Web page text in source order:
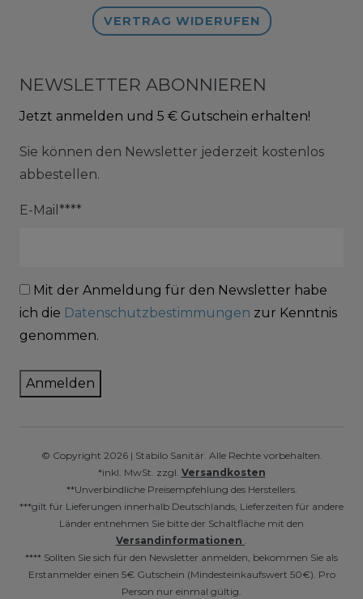
VERTRAG WIDERUFEN
NEWSLETTER ABONNIEREN
Jetzt anmelden und 5 € Gutschein erhalten!
Sie können den Newsletter jederzeit kostenlos
abbestellen.
E-Mail****
Mit der Anmeldung für den Newsletter habe
ich die Datenschutzbestimmungen zur Kenntnis
genommen.
Anmelden
© Copyright 2026 | Stabilo Sanitär. Alle Rechte vorbehalten.
*inkl. MwSt. zzgl. Versandkosten
**Unverbindliche Preisempfehlung des Herstellers.
***gilt für Lieferungen innerhalb Deutschlands, Lieferzeiten für andere
Länder entnehmen Sie bitte der Schaltfläche mit den
Versandinformationen .
**** Sollten Sie sich für den Newsletter anmelden, bekommen Sie als
Erstanmelder einen 5€ Gutschein (Mindesteinkaufswert 50€). Pro
Person nur einmal gültig.